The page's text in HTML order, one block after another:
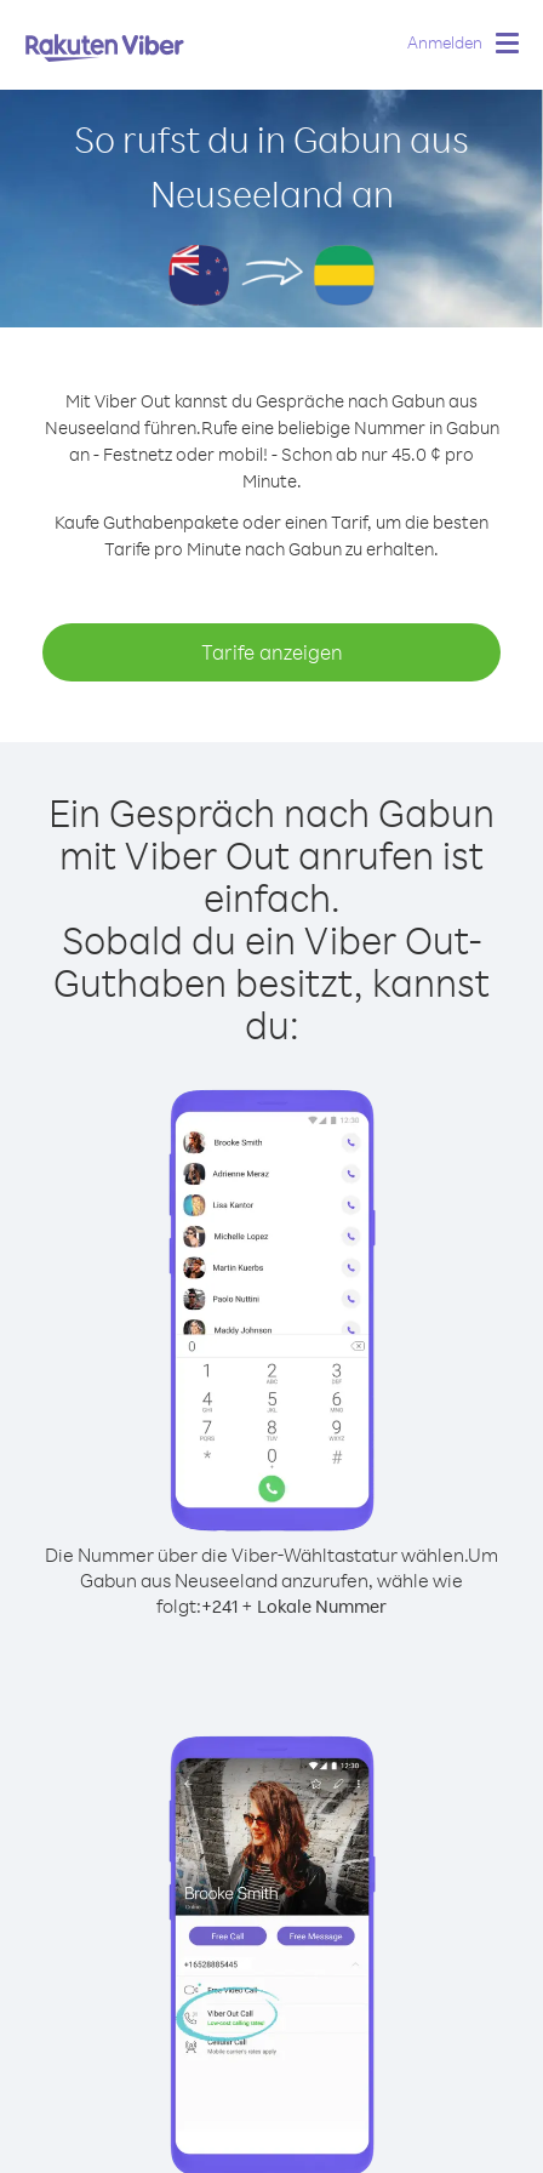
Anmelden
So rufst du in Gabun aus
Neuseeland an
Mit Viber Out kannst du Gespräche nach Gabun aus
Neuseeland führen.Rufe eine beliebige Nummer in Gabun
an - Festnetz oder mobil! - Schon ab nur 45.0 ¢ pro
Minute.
Kaufe Guthabenpakete oder einen Tarif, um die besten
Tarife pro Minute nach Gabun zu erhalten.
Tarife anzeigen
Ein Gespräch nach Gabun
mit Viber Out anrufen ist
einfach.
Sobald du ein Viber Out-
Guthaben besitzt, kannst
du:
Die Nummer über die Viber-Wähltastatur wählen.Um
Gabun aus Neuseeland anzurufen, wähle wie
folgt:+241 + Lokale Nummer